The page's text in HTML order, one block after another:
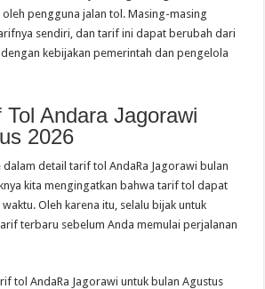
pengguna jalan tol. Masing-masing
sendiri, dan tarif ini dapat berubah dari
kebijakan pemerintah dan pengelola
Tol Andara Jagorawi
2026
dalam detail tarif tol AndaRa Jagorawi bulan
kita mengingatkan bahwa tarif tol dapat
Oleh karena itu, selalu bijak untuk
terbaru sebelum Anda memulai perjalanan
tol AndaRa Jagorawi untuk bulan Agustus